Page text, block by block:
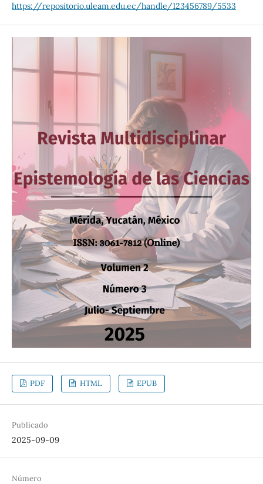
https://repositorio.uleam.edu.ec/handle/123456789/5533
PDF HTML EPUB
Publicado
2025-09-09
Número